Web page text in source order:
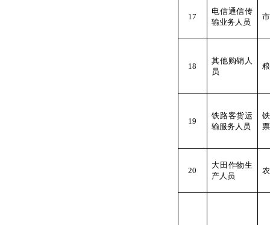
17
电信通信传
输业务人员
18
其他购销人
员
19
铁路客货运
输服务人员
20
大田作物生
产人员